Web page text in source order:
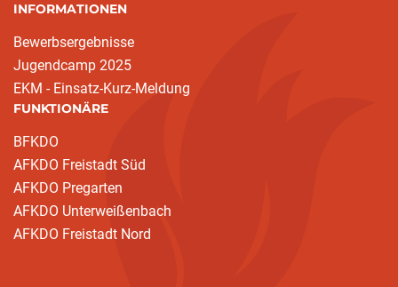
INFORMATIONEN
Bewerbsergebnisse
Jugendcamp 2025
EKM - Einsatz-Kurz-Meldung
FUNKTIONÄRE
BFKDO
AFKDO Freistadt Süd
AFKDO Pregarten
AFKDO Unterweißenbach
AFKDO Freistadt Nord